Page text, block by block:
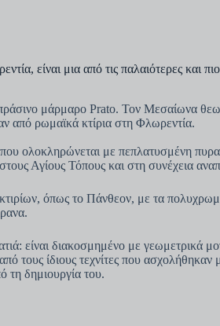
είναι μια από τις παλαιότερες και
μάρμαρο Prato. Τον Μεσαίωνα
από ρωμαϊκά κτίρια στη Φλωρεντία.
ολοκληρώνεται με πεπλατυσμένη
Αγίους Τόπους και στη συνέχεια
όπως το Πάνθεον, με τα
είναι διακοσμημένο με
τους ίδιους τεχνίτες που
τη δημιουργία του.